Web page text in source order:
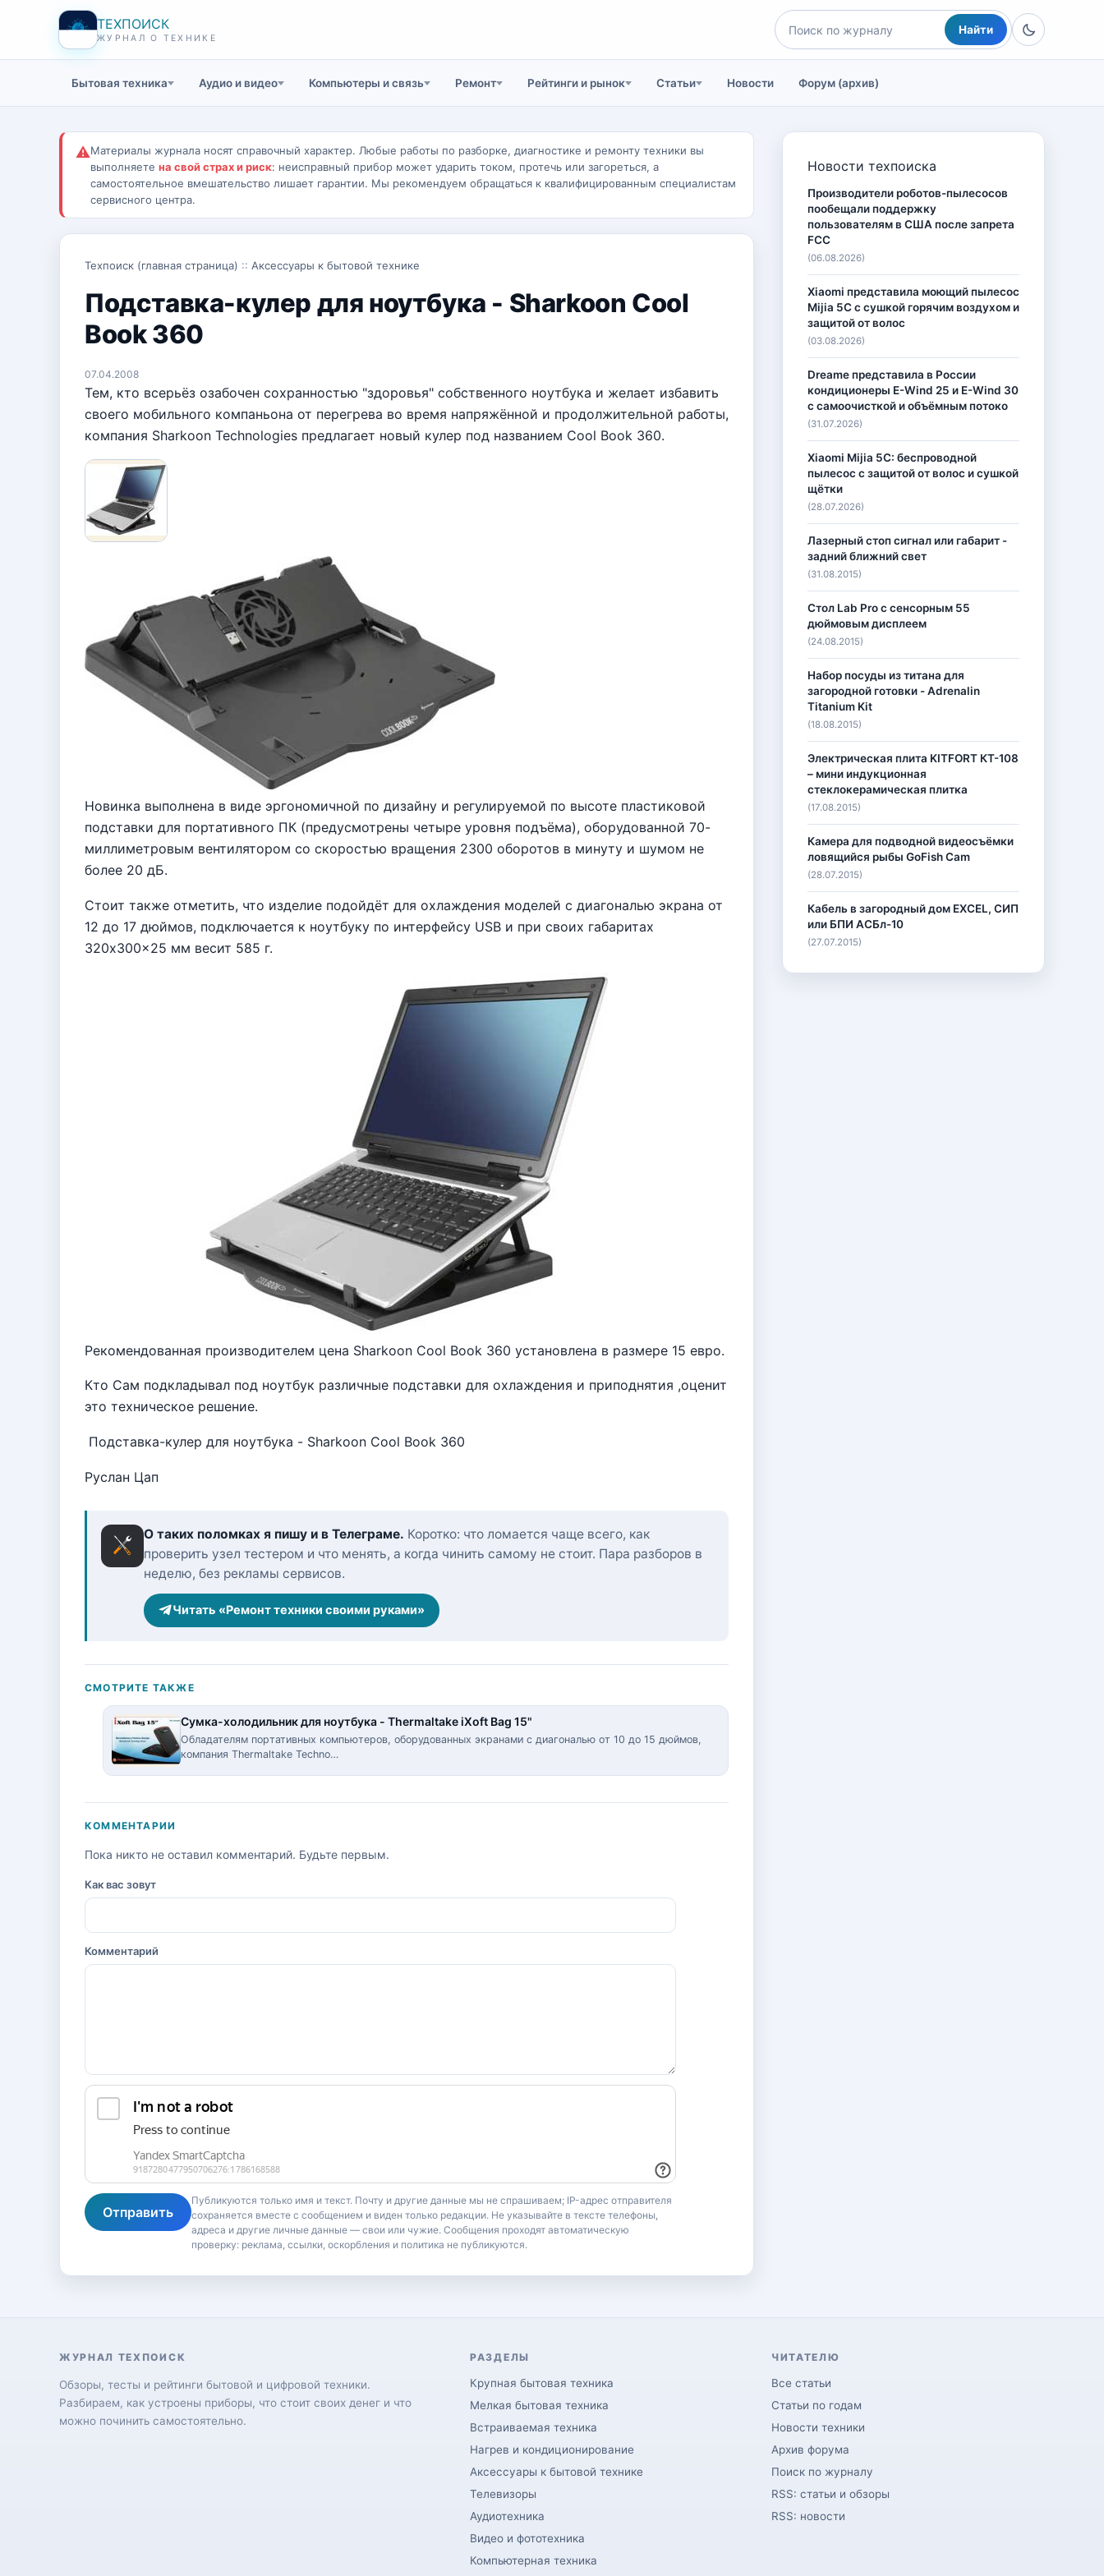
ТЕХПОИСК
ЖУРНАЛ О ТЕХНИКЕ
Найти
Бытовая техника Аудио и видео Компьютеры и связь Ремонт Рейтинги и рынок Статьи Новости Форум (архив)
⚠Материалы журнала носят справочный характер. Любые работы по разборке, диагностике и ремонту техники вы
выполняете на свой страх и риск: неисправный прибор может ударить током, протечь или загореться, а
самостоятельное вмешательство лишает гарантии. Мы рекомендуем обращаться к квалифицированным специалистам
сервисного центра.
Техпоиск (главная страница) :: Аксессуары к бытовой технике
Подставка-кулер для ноутбука - Sharkoon Cool
Book 360
07.04.2008
Тем, кто всерьёз озабочен сохранностью "здоровья" собственного ноутбука и желает избавить
своего мобильного компаньона от перегрева во время напряжённой и продолжительной работы,
компания Sharkoon Technologies предлагает новый кулер под названием Cool Book 360.
Новинка выполнена в виде эргономичной по дизайну и регулируемой по высоте пластиковой
подставки для портативного ПК (предусмотрены четыре уровня подъёма), оборудованной 70-
миллиметровым вентилятором со скоростью вращения 2300 оборотов в минуту и шумом не
более 20 дБ.
Стоит также отметить, что изделие подойдёт для охлаждения моделей с диагональю экрана от
12 до 17 дюймов, подключается к ноутбуку по интерфейсу USB и при своих габаритах
320x300x25 мм весит 585 г.
Рекомендованная производителем цена Sharkoon Cool Book 360 установлена в размере 15 евро.
Кто Сам подкладывал под ноутбук различные подставки для охлаждения и приподнятия ,оценит
это техническое решение.
Подставка-кулер для ноутбука - Sharkoon Cool Book 360
Руслан Цап
О таких поломках я пишу и в Телеграме. Коротко: что ломается чаще всего, как
проверить узел тестером и что менять, а когда чинить самому не стоит. Пара разборов в
неделю, без рекламы сервисов.
Читать «Ремонт техники своими руками»
СМОТРИТЕ ТАКЖЕ
Сумка-холодильник для ноутбука - Thermaltake iXoft Bag 15"
Обладателям портативных компьютеров, оборудованных экранами с диагональю от 10 до 15 дюймов,
компания Thermaltake Techno…
КОММЕНТАРИИ
Пока никто не оставил комментарий. Будьте первым.
Как вас зовут
Комментарий
Отправить
Публикуются только имя и текст. Почту и другие данные мы не спрашиваем; IP-адрес отправителя
сохраняется вместе с сообщением и виден только редакции. Не указывайте в тексте телефоны,
адреса и другие личные данные — свои или чужие. Сообщения проходят автоматическую
проверку: реклама, ссылки, оскорбления и политика не публикуются.
Новости техпоиска
Производители роботов-пылесосов
пообещали поддержку
пользователям в США после запрета
FCC
(06.08.2026)
Xiaomi представила моющий пылесос
Mijia 5C с сушкой горячим воздухом и
защитой от волос
(03.08.2026)
Dreame представила в России
кондиционеры E-Wind 25 и E-Wind 30
с самоочисткой и объёмным потоко
(31.07.2026)
Xiaomi Mijia 5C: беспроводной
пылесос с защитой от волос и сушкой
щётки
(28.07.2026)
Лазерный стоп сигнал или габарит -
задний ближний свет
(31.08.2015)
Стол Lab Pro с сенсорным 55
дюймовым дисплеем
(24.08.2015)
Набор посуды из титана для
загородной готовки - Adrenalin
Titanium Kit
(18.08.2015)
Электрическая плита KITFORT КТ-108
– мини индукционная
стеклокерамическая плитка
(17.08.2015)
Камера для подводной видеосъёмки
ловящийся рыбы GoFish Cam
(28.07.2015)
Кабель в загородный дом EXCEL, СИП
или БПИ АСБл-10
(27.07.2015)
ЖУРНАЛ ТЕХПОИСК
Обзоры, тесты и рейтинги бытовой и цифровой техники.
Разбираем, как устроены приборы, что стоит своих денег и что
можно починить самостоятельно.
РАЗДЕЛЫ
Крупная бытовая техника
Мелкая бытовая техника
Встраиваемая техника
Нагрев и кондиционирование
Аксессуары к бытовой технике
Телевизоры
Аудиотехника
Видео и фототехника
Компьютерная техника
ЧИТАТЕЛЮ
Все статьи
Статьи по годам
Новости техники
Архив форума
Поиск по журналу
RSS: статьи и обзоры
RSS: новости